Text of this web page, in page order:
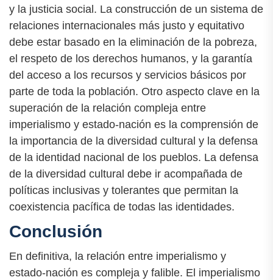
y la justicia social. La construcción de un sistema de
relaciones internacionales más justo y equitativo
debe estar basado en la eliminación de la pobreza,
el respeto de los derechos humanos, y la garantía
del acceso a los recursos y servicios básicos por
parte de toda la población. Otro aspecto clave en la
superación de la relación compleja entre
imperialismo y estado-nación es la comprensión de
la importancia de la diversidad cultural y la defensa
de la identidad nacional de los pueblos. La defensa
de la diversidad cultural debe ir acompañada de
políticas inclusivas y tolerantes que permitan la
coexistencia pacífica de todas las identidades.
Conclusión
En definitiva, la relación entre imperialismo y
estado-nación es compleja y falible. El imperialismo